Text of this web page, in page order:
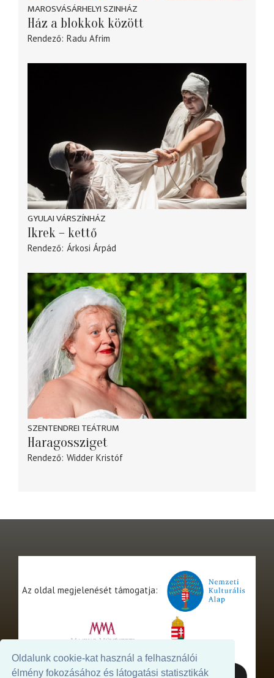
Oldalunk cookie-kat használ a felhasználói
élmény fokozásához és látogatási statisztikák
MAROSVÁSÁRHELYI SZINHÁZ
Ház a blokkok között
Rendező Radu Afrim
GYULAI VÁRSZÍNHÁZ
Ikrek – kettő
Rendező Árkosi Árpád
SZENTENDREI TEÁTRUM
Haragossziget
Rendező Widder Kristóf
Az oldal megjelenését támogatja: